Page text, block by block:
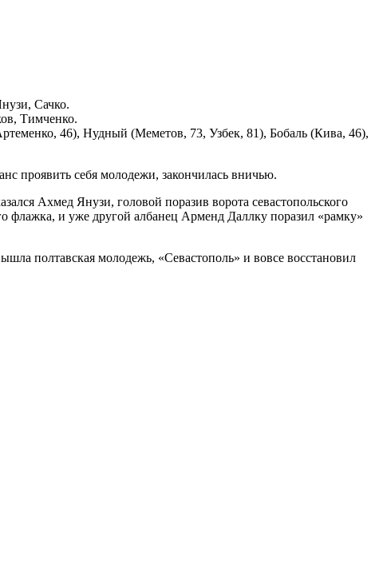
Сачко.
Тимченко.
46), Нудный (Меметов, 73, Узбек, 81), Бобаль (Кива, 46),
проявить себя молодежи, закончилась вничью.
Ахмед Янузи, головой поразив ворота севастопольского
флажка, и уже другой албанец Арменд Даллку поразил «рамку»
полтавская молодежь, «Севастополь» и вовсе восстановил